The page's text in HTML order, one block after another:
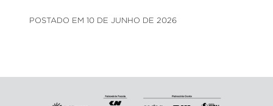
POSTADO EM 10 DE JUNHO DE 2026